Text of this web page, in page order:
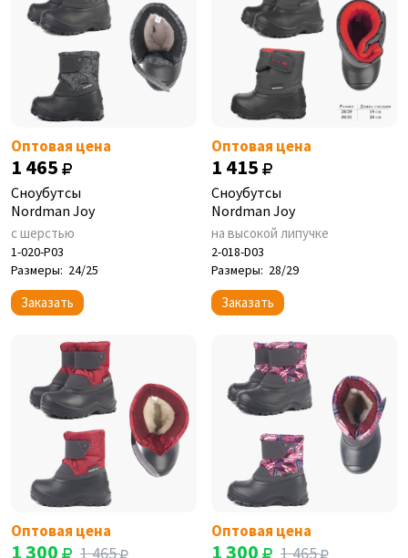
Оптовая цена
1 465
Сноубутсы
Nordman Joy
с шерстью
1-020-P03
Размеры: 24/25
Заказать
Оптовая цена
1 415
Сноубутсы
Nordman Joy
на высокой липучке
2-018-D03
Размеры: 28/29
Заказать
Оптовая цена
1 300 1 465
Оптовая цена
1 300 1 465